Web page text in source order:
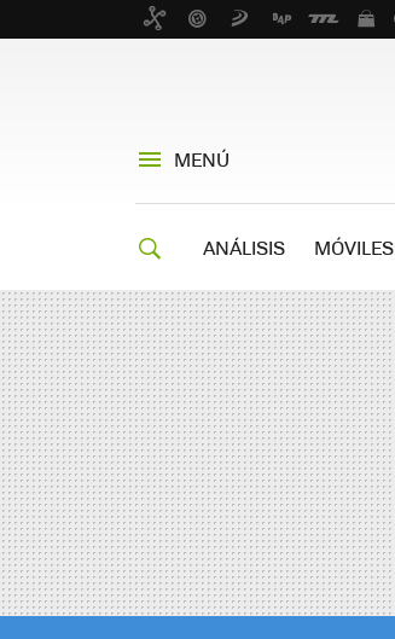
MENÚ
ANÁLISIS MÓVILES